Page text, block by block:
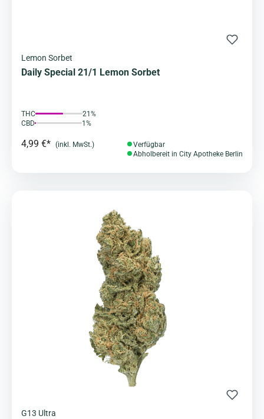
Lemon Sorbet
Daily Special 21/1 Lemon Sorbet
THC
21%
CBD
1%
4,99 €* (inkl. MwSt.)
Verfügbar
Abholbereit in City Apotheke Berlin
G13 Ultra